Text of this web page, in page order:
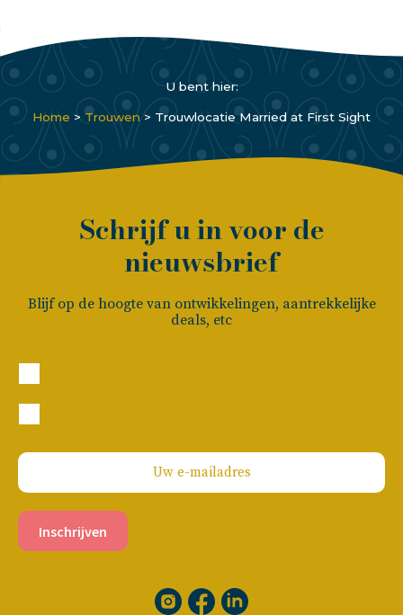
U bent hier:
Home > Trouwen > Trouwlocatie Married at First Sight
Schrijf u in voor de
nieuwsbrief
Blijf op de hoogte van ontwikkelingen, aantrekkelijke
deals, etc
Inschrijven